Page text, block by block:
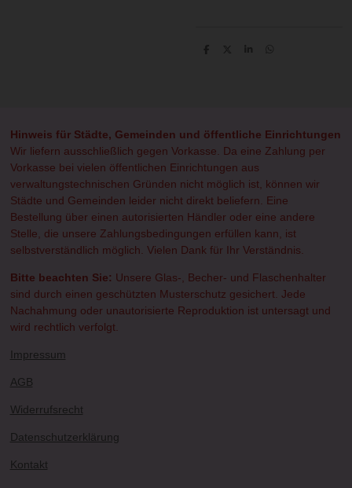
T
T
T
Hinweis für Städte, Gemeinden und öffentliche Einrichtungen
Wir liefern ausschließlich gegen Vorkasse. Da eine Zahlung per
Vorkasse bei vielen öffentlichen Einrichtungen aus
verwaltungstechnischen Gründen nicht möglich ist, können wir
Städte und Gemeinden leider nicht direkt beliefern. Eine
Bestellung über einen autorisierten Händler oder eine andere
Stelle, die unsere Zahlungsbedingungen erfüllen kann, ist
selbstverständlich möglich. Vielen Dank für Ihr Verständnis.
Bitte beachten Sie: Unsere Glas-, Becher- und Flaschenhalter
sind durch einen geschützten Musterschutz gesichert. Jede
Nachahmung oder unautorisierte Reproduktion ist untersagt und
wird rechtlich verfolgt.
Impressum
AGB
Widerrufsrecht
Datenschutzerklärung
Kontakt